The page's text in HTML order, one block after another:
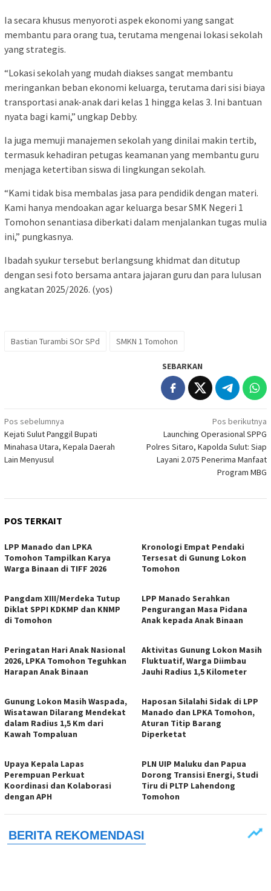
Ia secara khusus menyoroti aspek ekonomi yang sangat
membantu para orang tua, terutama mengenai lokasi sekolah
yang strategis.
“Lokasi sekolah yang mudah diakses sangat membantu
meringankan beban ekonomi keluarga, terutama dari sisi biaya
transportasi anak-anak dari kelas 1 hingga kelas 3. Ini bantuan
nyata bagi kami,” ungkap Debby.
Ia juga memuji manajemen sekolah yang dinilai makin tertib,
termasuk kehadiran petugas keamanan yang membantu guru
menjaga ketertiban siswa di lingkungan sekolah.
“Kami tidak bisa membalas jasa para pendidik dengan materi.
Kami hanya mendoakan agar keluarga besar SMK Negeri 1
Tomohon senantiasa diberkati dalam menjalankan tugas mulia
ini,” pungkasnya.
Ibadah syukur tersebut berlangsung khidmat dan ditutup
dengan sesi foto bersama antara jajaran guru dan para lulusan
angkatan 2025/2026. (yos)
Bastian Turambi SOr SPd SMKN 1 Tomohon
SEBARKAN
Navigasi
pos
Pos sebelumnya
Kejati Sulut Panggil Bupati
Minahasa Utara, Kepala Daerah
Lain Menyusul
Pos berikutnya
Launching Operasional SPPG
Polres Sitaro, Kapolda Sulut: Siap
Layani 2.075 Penerima Manfaat
Program MBG
POS TERKAIT
LPP Manado dan LPKA
Tomohon Tampilkan Karya
Warga Binaan di TIFF 2026
Kronologi Empat Pendaki
Tersesat di Gunung Lokon
Tomohon
Pangdam XIII/Merdeka Tutup
Diklat SPPI KDKMP dan KNMP
di Tomohon
LPP Manado Serahkan
Pengurangan Masa Pidana
Anak kepada Anak Binaan
Peringatan Hari Anak Nasional
2026, LPKA Tomohon Teguhkan
Harapan Anak Binaan
Aktivitas Gunung Lokon Masih
Fluktuatif, Warga Diimbau
Jauhi Radius 1,5 Kilometer
Gunung Lokon Masih Waspada,
Wisatawan Dilarang Mendekat
dalam Radius 1,5 Km dari
Kawah Tompaluan
Haposan Silalahi Sidak di LPP
Manado dan LPKA Tomohon,
Aturan Titip Barang
Diperketat
Upaya Kepala Lapas
Perempuan Perkuat
Koordinasi dan Kolaborasi
dengan APH
PLN UIP Maluku dan Papua
Dorong Transisi Energi, Studi
Tiru di PLTP Lahendong
Tomohon